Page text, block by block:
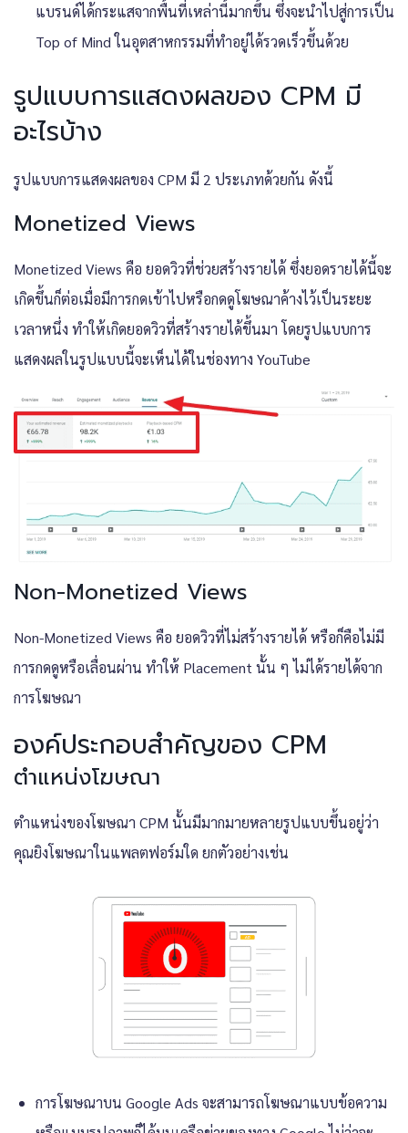
แบรนด์ได้กระแสจากพื้นที่เหล่านี้มากขึ้น ซึ่งจะนำไปสู่การเป็น
Top of Mind ในอุตสาหกรรมที่ทำอยู่ได้รวดเร็วขึ้นด้วย
รูปแบบการแสดงผลของ CPM มี
อะไรบ้าง
รูปแบบการแสดงผลของ CPM มี 2 ประเภทด้วยกัน ดังนี้
Monetized Views
Monetized Views คือ ยอดวิวที่ช่วยสร้างรายได้ ซึ่งยอดรายได้นี้จะ
เกิดขึ้นก็ต่อเมื่อมีการกดเข้าไปหรือกดดูโฆษณาค้างไว้เป็นระยะ
เวลาหนึ่ง ทำให้เกิดยอดวิวที่สร้างรายได้ขึ้นมา โดยรูปแบบการ
แสดงผลในรูปแบบนี้จะเห็นได้ในช่องทาง YouTube
Non-Monetized Views
Non-Monetized Views คือ ยอดวิวที่ไม่สร้างรายได้ หรือก็คือไม่มี
การกดดูหรือเลื่อนผ่าน ทำให้ Placement นั้น ๆ ไม่ได้รายได้จาก
การโฆษณา
องค์ประกอบสำคัญของ CPM
ตำแหน่งโฆษณา
ตำแหน่งของโฆษณา CPM นั้นมีมากมายหลายรูปแบบขึ้นอยู่ว่า
คุณยิงโฆษณาในแพลตฟอร์มใด ยกตัวอย่างเช่น
การโฆษณาบน Google Ads จะสามารถโฆษณาแบบข้อความ